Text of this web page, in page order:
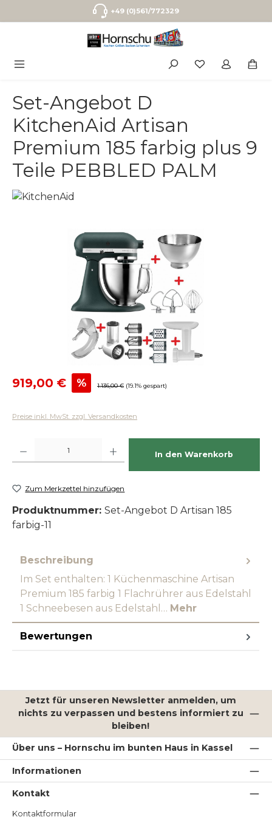
Zum Hauptinhalt springen+49 (0)561/772329
Set-Angebot D
KitchenAid Artisan
Premium 185 farbig plus 9
Teile PEBBLED PALM
Bildergalerie überspringen
Verkaufspreis:
919,00 € % Regulärer Preis:
1.136,00 € (19.1% gespart)
Preise inkl. MwSt. zzgl. Versandkosten
In den Warenkorb
Zum Merkzettel hinzufügen
Produktnummer: Set-Angebot D Artisan 185
farbig-11
Beschreibung
Im Set enthalten: 1 Küchenmaschine Artisan
Premium 185 farbig 1 Flachrührer aus Edelstahl
1 Schneebesen aus Edelstahl… Mehr
Bewertungen
Jetzt für unseren Newsletter anmelden, um
nichts zu verpassen und bestens informiert zu
bleiben!
Über uns – Hornschu im bunten Haus in Kassel
Informationen
Kontakt
Kontaktformular